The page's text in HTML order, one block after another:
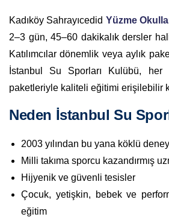
Kadıköy Sahrayıcedid Yüzme
2–3 gün, 45–60 dakikalık dersler
Katılımcılar dönemlik veya aylık
İstanbul Su Sporları Kulübü,
paketleriyle kaliteli eğitimi erişilebilir
Neden İstanbul Su
2003 yılından bu yana köklü
Milli takıma sporcu kazandırmış
Hijyenik ve güvenli tesisler
Çocuk, yetişkin, bebek ve
eğitim